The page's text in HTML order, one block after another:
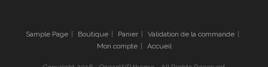
Sample Page Boutique Panier
Validation de la commande
Mon compte
Accueil